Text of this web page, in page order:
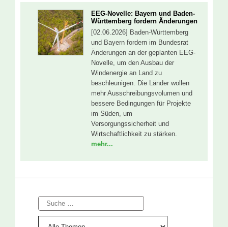
EEG-Novelle: Bayern und Baden-
Württemberg fordern Änderungen
[02.06.2026] Baden-Württemberg
und Bayern fordern im Bundesrat
Änderungen an der geplanten EEG-
Novelle, um den Ausbau der
Windenergie an Land zu
beschleunigen. Die Länder wollen
mehr Ausschreibungsvolumen und
bessere Bedingungen für Projekte
im Süden, um
Versorgungssicherheit und
Wirtschaftlichkeit zu stärken.
mehr...
Suche